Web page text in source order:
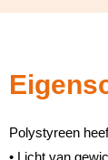
Polystyreen
• Licht van